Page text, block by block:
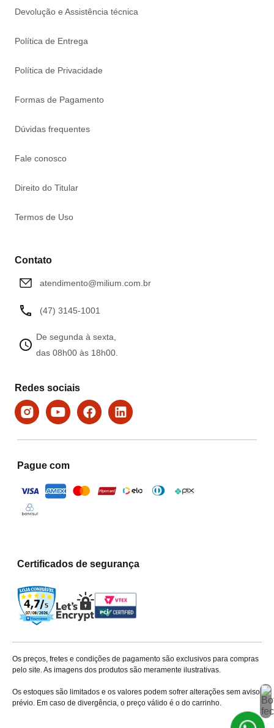
Devolução e Assistência técnica
Política de Entrega
Política de Privacidade
Formas de Pagamento
Dúvidas frequentes
Fale conosco
Direito do Titular
Termos de Uso
Contato
atendimento@milium.com.br
(47) 3145-1001
De segunda à sexta,
das 08h00 às 18h00.
Redes sociais
Pague com
Certificados de segurança
Os preços, fretes e condições de pagamento são exclusivos para compras
pelo site. As imagens dos produtos são meramente ilustrativas.
Os estoques são limitados e os valores podem sofrer alterações sem aviso
prévio. Em caso de divergência, o preço válido é o do carrinho.